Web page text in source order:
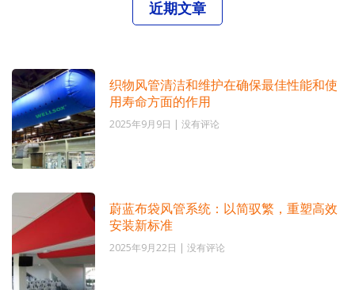
近期文章
织物风管清洁和维护在确保最佳性能和使
用寿命方面的作用
2025年9月9日
没有评论
蔚蓝布袋风管系统：以简驭繁，重塑高效
安装新标准
2025年9月22日
没有评论